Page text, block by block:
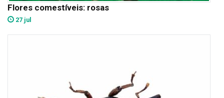
Flores comestíveis: rosas
27 jul